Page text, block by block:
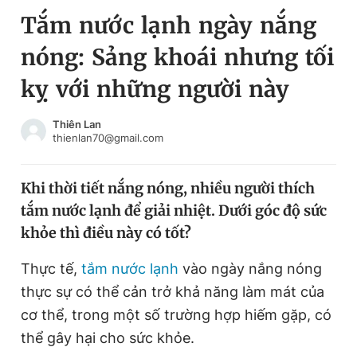
Chuyên mục
Chuyên mục khác
Chào ngày mới
Video Magazine
Sản phẩm khác
Tiện ích Bạn cần biết
Đổi mật khẩu
Tin đã lưu
Tin đã xem
Tắm nước lạnh ngày nắng
nóng: Sảng khoái nhưng tối
kỵ với những người này
Thiên Lan
thienlan70@gmail.com
Khi thời tiết nắng nóng, nhiều người thích
tắm nước lạnh để giải nhiệt. Dưới góc độ sức
khỏe thì điều này có tốt?
Thực tế, tắm nước lạnh vào ngày nắng nóng
thực sự có thể cản trở khả năng làm mát của
cơ thể, trong một số trường hợp hiếm gặp, có
thể gây hại cho sức khỏe.